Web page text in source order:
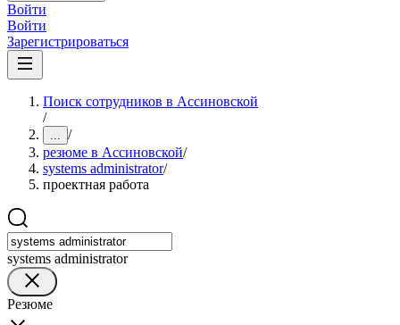
Войти
Войти
Зарегистрироваться
Поиск сотрудников в Ассиновской
/
... /
резюме в Ассиновской/
systems administrator/
проектная работа
systems administrator
Резюме